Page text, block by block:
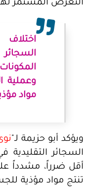
التعرض المستمر
وعملية
مواد
ويؤكد أبو حزيمة لـ"
السجائر
أقل ضرراً، مشدداً
تنتج مواد مؤذية